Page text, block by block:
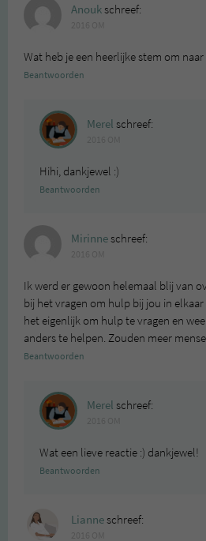
Anoukschreef:
Wat heb je een heerlijke stem om
Beantwoorden
Merel schreef:
Hihi, dankjewel :)
Beantwoorden
Mirinneschreef:
Ik werd er gewoon helemaal blij van
bij het vragen om hulp bij jou in
het eigenlijk om hulp te vragen en
anders te helpen. Zouden meer
Beantwoorden
Merel schreef:
Wat een lieve reactie :) dankjewel!
Beantwoorden
Lianneschreef: